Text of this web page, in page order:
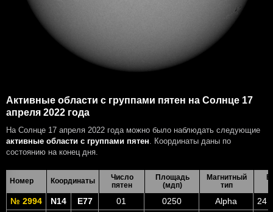
Активные области с группами пятен на Солнце 17
апреля 2022 года
На Солнце 17 апреля 2022 года можно было наблюдать следующие
активные области с группами пятен . Координаты даны по
состоянию на конец дня.
Номер Координаты
Число
пятен
Площадь
(мдп)
Магнитный
тип
В
№ 2994 N14 E77 01 0250 Alpha
24